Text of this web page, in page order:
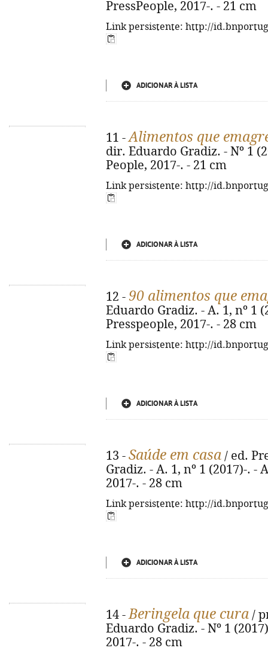
PressPeople, 2017-. - 21 cm
Link persistente: http://
ADICIONAR À LISTA
11 -Alimentos que
dir. Eduardo Gradiz. - Nº 1
People, 2017-. - 21 cm
Link persistente: http://
ADICIONAR À LISTA
12 - 90 alimentos que
Eduardo Gradiz. - A. 1, nº 1
Presspeople, 2017-. - 28 cm
Link persistente: http://
ADICIONAR À LISTA
13 - Saúde em casa / ed.
Gradiz. - A. 1, nº 1 (2017)-. -
2017-. - 28 cm
Link persistente: http://
ADICIONAR À LISTA
14 -Beringela que cura /
Eduardo Gradiz. - Nº 1
2017-. - 28 cm